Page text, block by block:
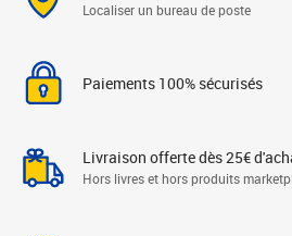
Localiser un bureau de poste
Paiements 100% sécurisés
Livraison offerte dès 25€
Hors livres et hors produits